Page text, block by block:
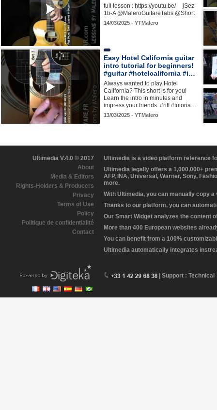
full lesson : https://youtu.be/__jSez-
1b-A @MaleroGuitareTabs @Short
14/03/2025 - YTMalero
Easy Hotel California guitar
intro tutorial for beginners!
#guitar #hotelcalifornia #i…
Always wanted to play Hotel
California? This short is for you!
Learn the intro in minutes and
impress your friends. #riff #tutoria…
13/03/2025 - YTMalero
Ultimedia V.4.0 © 2017
About
Media & Editors
Rights-Holders & Producers
Privacy
Terms of Use
Policy
Politique de confidentialité
Contact
Ultimedia is a video platform reference
Ultimedia legally offers a 1,000,000+
AFP, INA, Universal, Warner, Sony,
more.
With Ultimedia, you can manually copy
Thanks to our platform, you can
Our Smart Widget analyzes the content
More than 400 European websites
You can benefit from a 100%
Ultimedia automatically integrates
| Support : Technical